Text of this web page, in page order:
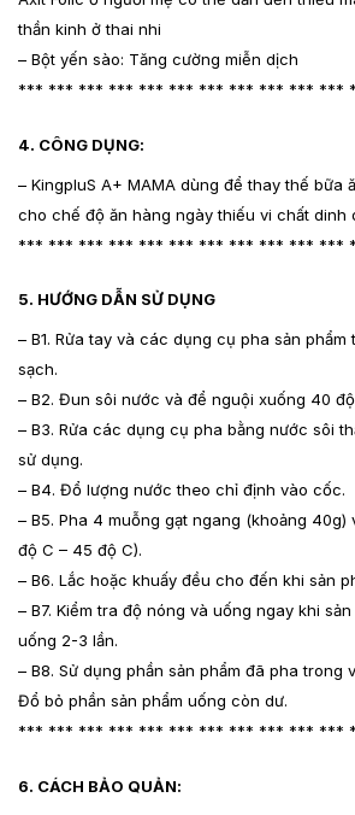
thần kinh ở thai nhi
– Bột yến sào: Tăng cường miễn dịch
*** *** *** *** *** *** *** *** *** *** ***
4. CÔNG DỤNG:
– KingpluS A+ MAMA dùng để thay thế bữa
cho chế độ ăn hàng ngày thiếu vi chất dinh
*** *** *** *** *** *** *** *** *** *** ***
5. HƯỚNG DẪN SỬ DỤNG
– B1. Rửa tay và các dụng cụ pha sản phẩm
sạch.
– B2. Đun sôi nước và để nguội xuống 40
– B3. Rửa các dụng cụ pha bằng nước sôi
sử dụng.
– B4. Đổ lượng nước theo chỉ định vào cốc.
– B5. Pha 4 muỗng gạt ngang (khoảng
độ C – 45 độ C).
– B6. Lắc hoặc khuấy đều cho đến khi sản
– B7. Kiểm tra độ nóng và uống ngay khi
uống 2-3 lần.
– B8. Sử dụng phần sản phẩm đã pha trong
Đổ bỏ phần sản phẩm uống còn dư.
*** *** *** *** *** *** *** *** *** *** ***
6. CÁCH BẢO QUẢN: